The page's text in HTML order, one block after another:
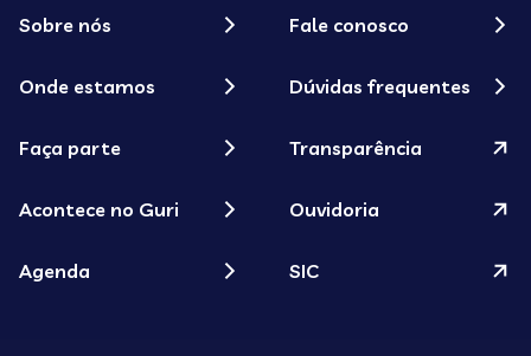
Sobre nós
Onde estamos
Faça parte
Acontece no Guri
Agenda
Fale conosco
Dúvidas frequentes
Transparência
Ouvidoria
SIC